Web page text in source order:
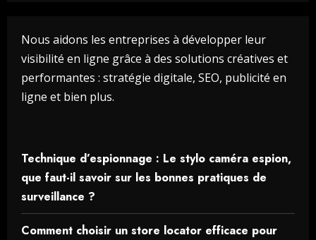
Nous aidons les entreprises à développer leur
visibilité en ligne grâce à des solutions créatives et
performantes : stratégie digitale, SEO, publicité en
ligne et bien plus.
Technique d’espionnage : Le stylo caméra espion,
que faut-il savoir sur les bonnes pratiques de
surveillance ?
Comment choisir un store locator efficace pour